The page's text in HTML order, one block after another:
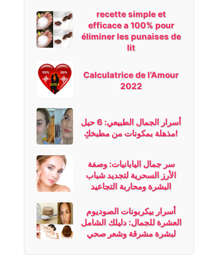
recette simple et
efficace a 100% pour
éliminer les punaises de
lit
Calculatrice de l’Amour
2022
أسرار الجمال الطبيعي: 6 حيل
مذهلة بمكونات من مطبخكِ!
سر جمال اليابانيات: وصفة
الأرز السحرية لتجديد شباب
البشرة ومحاربة التجاعيد
أسرار بيكربونات الصوديوم
العشرة للجمال: دليلك الشامل
لبشرة مشرقة وشعر صحي